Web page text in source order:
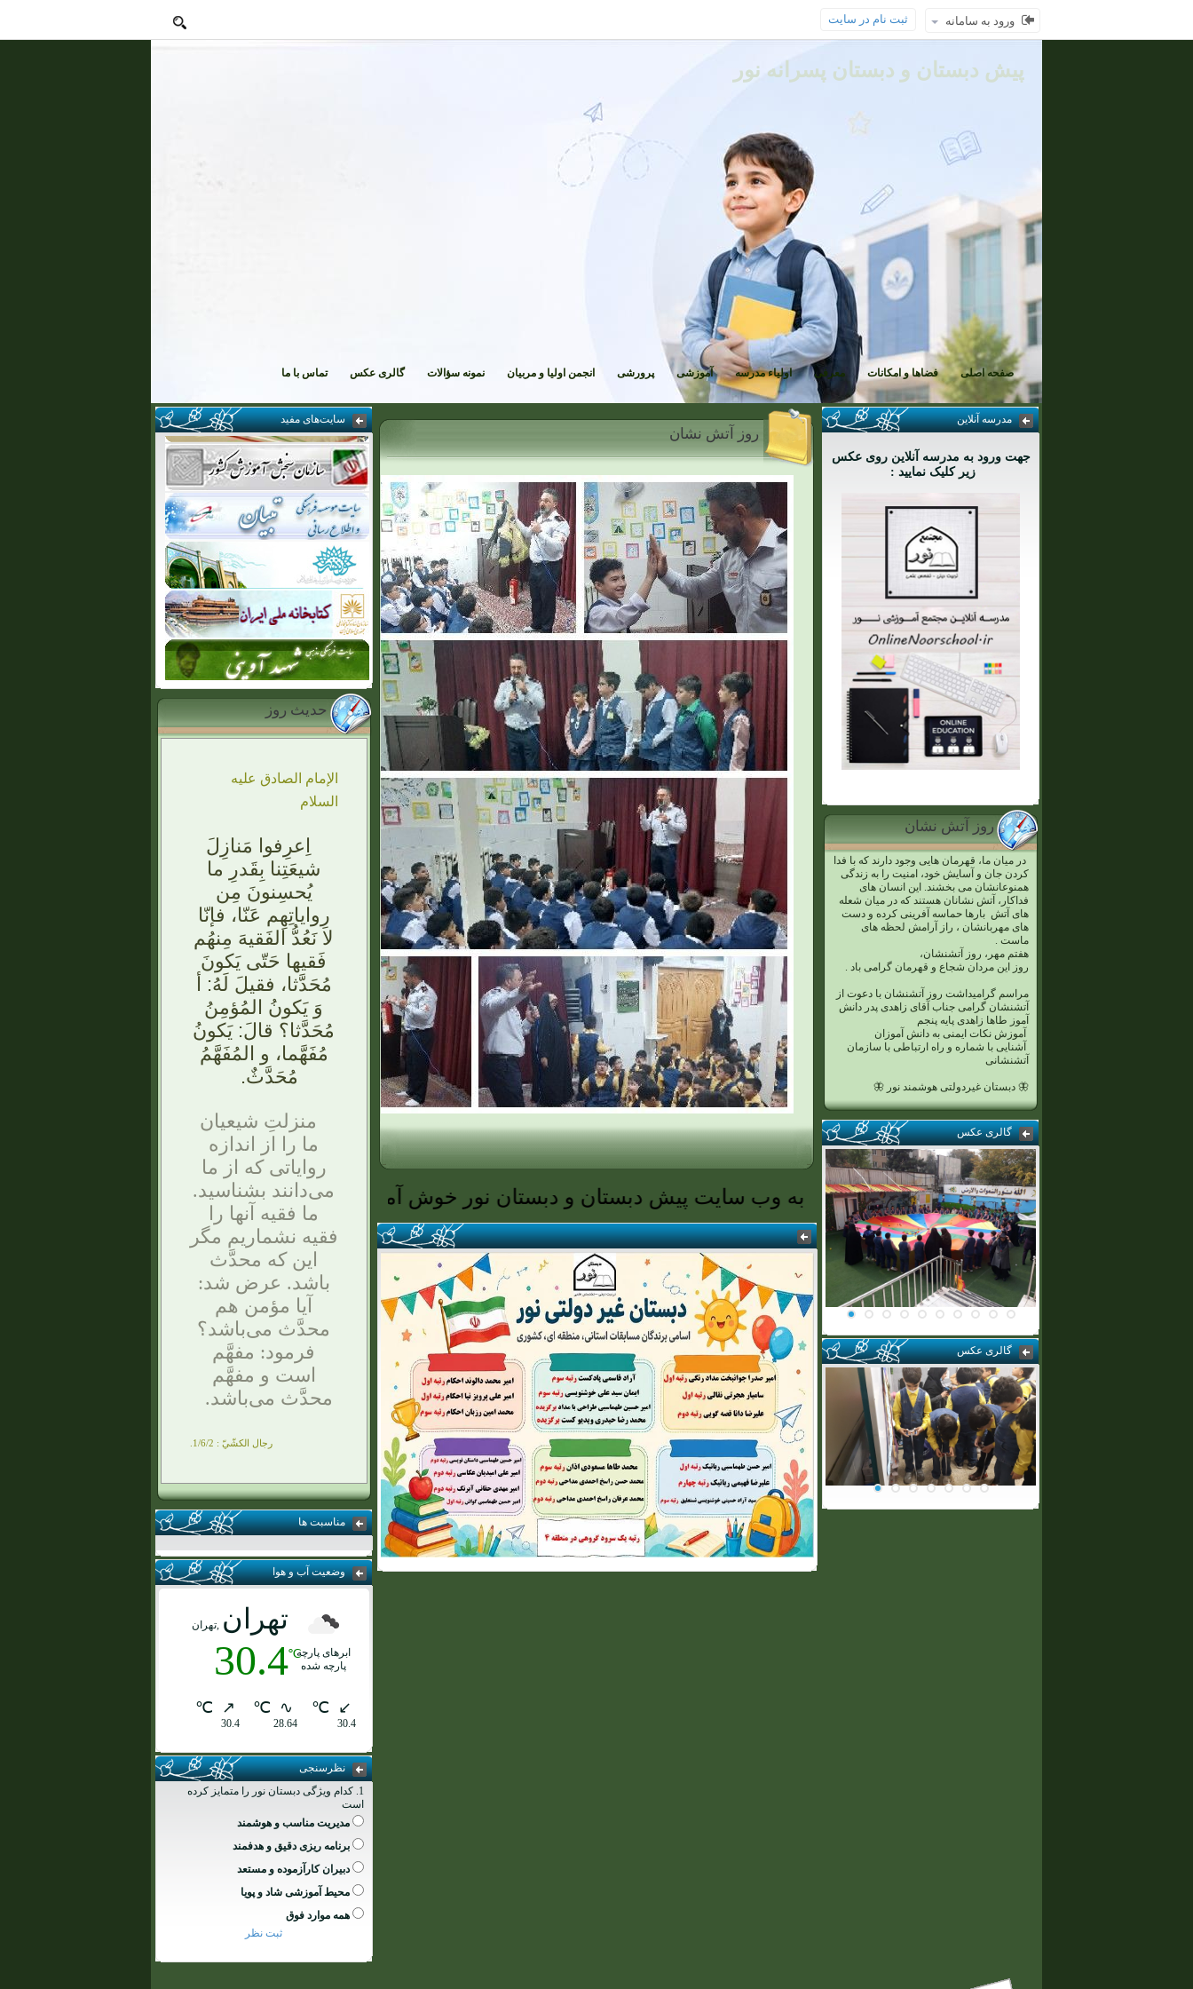
ورود به سامانه ثبت نام در سایت
پیش دبستان و دبستان پسرانه نور
صفحه اصلی فضاها و امکانات معرفی اولیاء مدرسه آموزشی پرورشی انجمن اولیا و مربیان نمونه سؤالات گالری عکس تماس با ما
مدرسه آنلاین
جهت ورود به مدرسه آنلاین روی عکس
زیر کلیک نمایید :
روز آتش نشان
در میان ما، قهرمان هایی وجود دارند که با فدا
کردن جان و آسایش خود، امنیت را به زندگی
همنوعانشان می بخشند. این انسان های
فداکار، آتش نشانان هستند که در میان شعله
های آتش بارها حماسه آفرینی کرده و دست
های مهربانشان ، راز آرامش لحظه های
ماست .
هفتم مهر، روز آتشنشان،
روز این مردان شجاع و قهرمان گرامی باد .
مراسم گرامیداشت روز آتشنشان با دعوت از
آتشنشان گرامی جناب آقای زاهدی پدر دانش
آموز طاها زاهدی پایه پنجم
آموزش نکات ایمنی به دانش آموزان
آشنایی با شماره و راه ارتباطی با سازمان
آتشنشانی
🦋 دبستان غیردولتی هوشمند نور 🦋
گالری عکس
گالری عکس
روز آتش نشان
به وب سایت پیش دبستان و دبستان نور خوش آمدید
سایت‌‌های مفید
حدیث روز
الإمام الصادق علیه
السلام
اِعرِفوا مَنازِلَ
شيعَتِنا بِقَدرِ ما
يُحسِنونَ مِن
رِواياتِهِم عَنّا، فإنّا
لا نَعُدُّ الفَقيهَ مِنهُم
فَقيها حَتّى يَكونَ
مُحَدَّثا، فقيلَ لَهُ: أ
وَ يَكونُ المُؤمِنُ
مُحَدَّثا؟ قالَ: يَكونُ
مُفَهَّما، و المُفَهَّمُ
مُحَدَّثٌ.
منزلتِ شيعيان
ما را از اندازه
رواياتى كه از ما
مى‌دانند بشناسيد.
ما فقيه آنها را
فقيه نشماريم مگر
اين كه محدَّث
باشد. عرض شد:
آيا مؤمن هم
محدَّث مى‌باشد؟
فرمود: مفهَّم
است و مفهَّم
محدَّث مى‌باشد.
رجال الكشّيّ : 1/6/2.
مناسبت ها
وضعیت آب و هوا
ابرهای پارچه
پارچه شده
تهران ,تهران
30.4℃
↙
℃
30.4
∿
℃
28.64
↗
℃
30.4
نظرسنجی
1. کدام ویژگی دبستان نور را متمایز کرده
است
مدیریت مناسب و هوشمند
برنامه ریزی دقیق و هدفمند
دبیران کارآزموده و مستعد
محیط آموزشی شاد و پویا
همه موارد فوق
ثبت نظر